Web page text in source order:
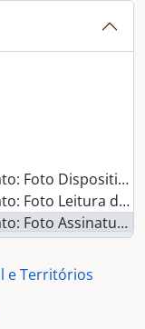
Dispositivo de Honra
do Termo de Posse
do Termo de Posse
Ulhôa em Discurso de Posse
Posse
e Territórios